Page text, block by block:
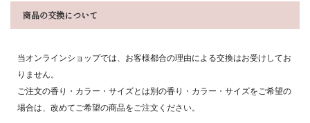
商品の交換について
当オンラインショップでは、お客様都合の理由による交換はお受けしてお
りません。
ご注文の香り・カラー・サイズとは別の香り・カラー・サイズをご希望の
場合は、改めてご希望の商品をご注文ください。